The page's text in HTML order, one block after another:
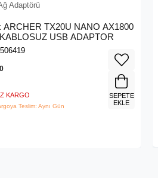
Adaptörü
ARCHER TX20U NANO AX1800
USB ADAPTOR
KARGO
Teslim: Aynı Gün
SEPETE
EKLE